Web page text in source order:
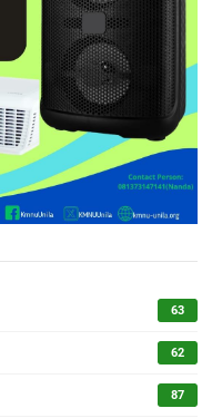
63
62
87